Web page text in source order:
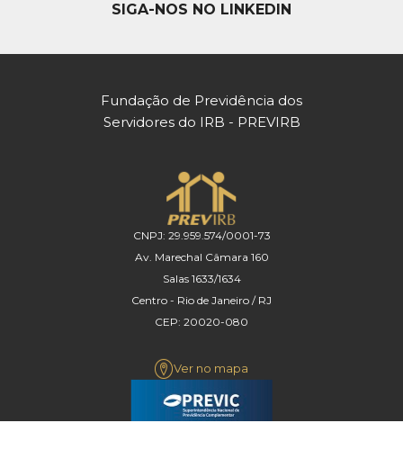
SIGA-NOS NO LINKEDIN
Fundação de Previdência dos
Servidores do IRB - PREVIRB
CNPJ: 29.959.574/0001-73
Av. Marechal Câmara 160
Salas 1633/1634
Centro - Rio de Janeiro / RJ
CEP: 20020-080
Ver no mapa